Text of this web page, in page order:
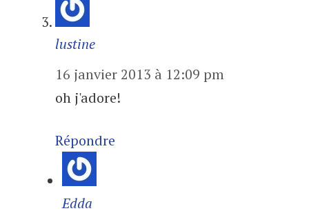
lustine
16 janvier 2013 à 12:09 pm
oh j'adore!
Répondre
Edda